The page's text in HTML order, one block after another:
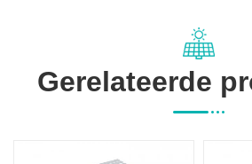
Gerelateerde